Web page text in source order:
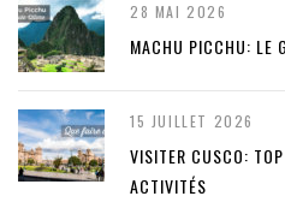
28 MAI 2026
MACHU PICCHU: LE
15 JUILLET 2026
VISITER CUSCO:
ACTIVITÉS